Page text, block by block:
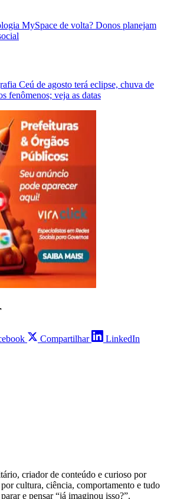
MySpace de volta? Donos planejam
Ceú de agosto terá eclipse, chuva de
fenômenos; veja as datas
Compartilhar LinkedIn
criador de conteúdo e curioso por
cultura, ciência, comportamento e tudo
e pensar “já imaginou isso?”.